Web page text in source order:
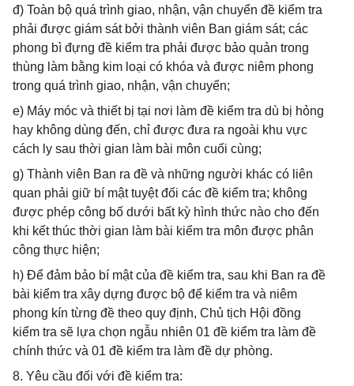
đ) Toàn bộ quá trình giao, nhận, vận chuyển đề kiểm tra
phải được giám sát bởi thành viên Ban giám sát; các
phong bì đựng đề kiểm tra phải được bảo quản trong
thùng làm bằng kim loại có khóa và được niêm phong
trong quá trình giao, nhận, vận chuyển;
e) Máy móc và thiết bị tại nơi làm đề kiểm tra dù bị hỏng
hay không dùng đến, chỉ được đưa ra ngoài khu vực
cách ly sau thời gian làm bài môn cuối cùng;
g) Thành viên Ban ra đề và những người khác có liên
quan phải giữ bí mật tuyệt đối các đề kiểm tra; không
được phép công bố dưới bất kỳ hình thức nào cho đến
khi kết thúc thời gian làm bài kiểm tra môn được phân
công thực hiện;
h) Để đảm bảo bí mật của đề kiểm tra, sau khi Ban ra đề
bài kiểm tra xây dựng được bộ để kiểm tra và niêm
phong kín từng đề theo quy định, Chủ tịch Hội đồng
kiểm tra sẽ lựa chọn ngẫu nhiên 01 đề kiểm tra làm đề
chính thức và 01 đề kiểm tra làm đề dự phòng.
8. Yêu cầu đối với đề kiểm tra: